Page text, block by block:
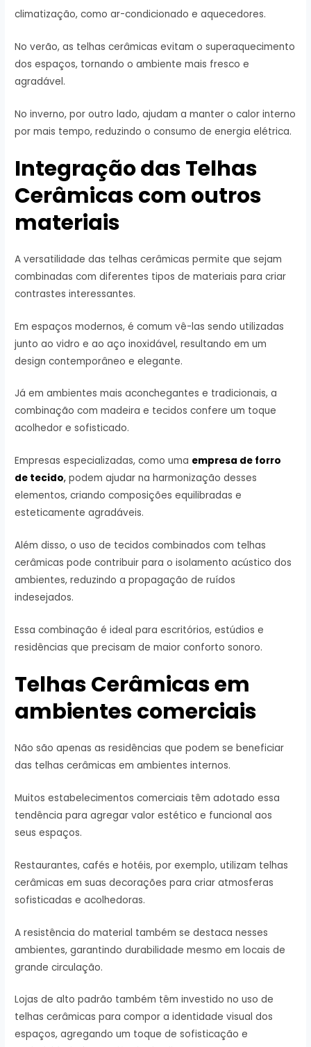
climatização, como ar-condicionado e aquecedores.
No verão, as telhas cerâmicas evitam o superaquecimento
dos espaços, tornando o ambiente mais fresco e
agradável.
No inverno, por outro lado, ajudam a manter o calor interno
por mais tempo, reduzindo o consumo de energia elétrica.
Integração das Telhas
Cerâmicas com outros
materiais
A versatilidade das telhas cerâmicas permite que sejam
combinadas com diferentes tipos de materiais para criar
contrastes interessantes.
Em espaços modernos, é comum vê-las sendo utilizadas
junto ao vidro e ao aço inoxidável, resultando em um
design contemporâneo e elegante.
Já em ambientes mais aconchegantes e tradicionais, a
combinação com madeira e tecidos confere um toque
acolhedor e sofisticado.
Empresas especializadas, como uma empresa de forro
de tecido, podem ajudar na harmonização desses
elementos, criando composições equilibradas e
esteticamente agradáveis.
Além disso, o uso de tecidos combinados com telhas
cerâmicas pode contribuir para o isolamento acústico dos
ambientes, reduzindo a propagação de ruídos
indesejados.
Essa combinação é ideal para escritórios, estúdios e
residências que precisam de maior conforto sonoro.
Telhas Cerâmicas em
ambientes comerciais
Não são apenas as residências que podem se beneficiar
das telhas cerâmicas em ambientes internos.
Muitos estabelecimentos comerciais têm adotado essa
tendência para agregar valor estético e funcional aos
seus espaços.
Restaurantes, cafés e hotéis, por exemplo, utilizam telhas
cerâmicas em suas decorações para criar atmosferas
sofisticadas e acolhedoras.
A resistência do material também se destaca nesses
ambientes, garantindo durabilidade mesmo em locais de
grande circulação.
Lojas de alto padrão também têm investido no uso de
telhas cerâmicas para compor a identidade visual dos
espaços, agregando um toque de sofisticação e